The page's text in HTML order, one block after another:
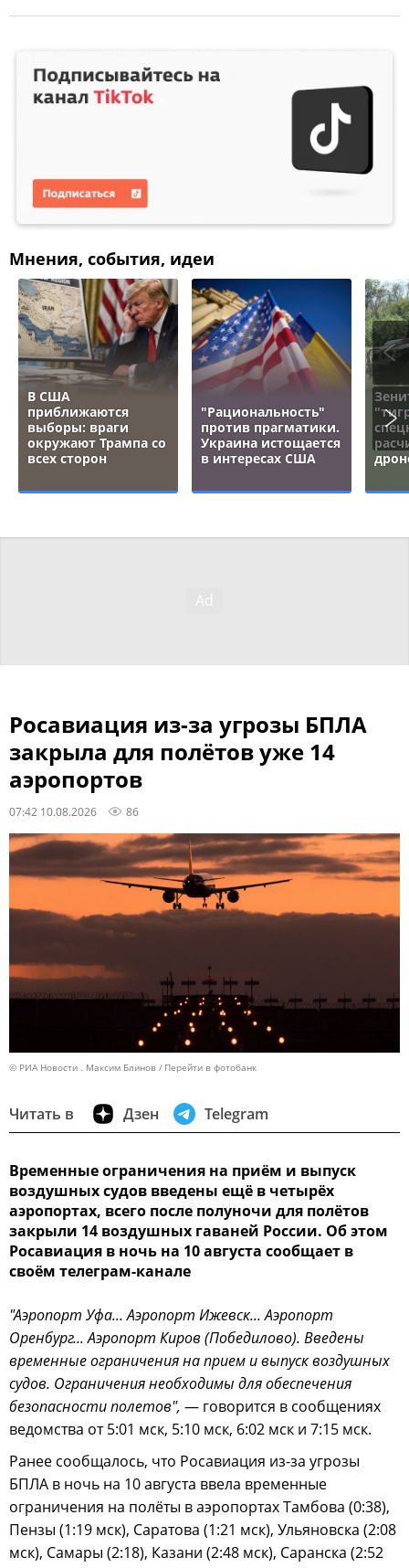
Мнения, события, идеи
В США
приближаются
выборы: враги
окружают Трампа со
всех сторон
"Рациональность"
против прагматики.
Украина истощается
в интересах США
Росавиация из-за угрозы БПЛА
закрыла для полётов уже 14
аэропортов
07:42 10.08.2026 86
© РИА Новости . Максим Блинов Перейти в фотобанк
Читать в Дзен Telegram
Временные ограничения на приём и выпуск
воздушных судов введены ещё в четырёх
аэропортах, всего после полуночи для полётов
закрыли 14 воздушных гаваней России. Об этом
Росавиация в ночь на 10 августа сообщает в
своём телеграм-канале
"Аэропорт Уфа... Аэропорт Ижевск... Аэропорт
Оренбург... Аэропорт Киров (Победилово). Введены
временные ограничения на прием и выпуск воздушных
судов. Ограничения необходимы для обеспечения
безопасности полетов", — говорится в сообщениях
ведомства от 5:01 мск, 5:10 мск, 6:02 мск и 7:15 мск.
Ранее сообщалось, что Росавиация из-за угрозы
БПЛА в ночь на 10 августа ввела временные
ограничения на полёты в аэропортах Тамбова (0:38),
Пензы (1:19 мск), Саратова (1:21 мск), Ульяновска (2:08
мск), Самары (2:18), Казани (2:48 мск), Саранска (2:52